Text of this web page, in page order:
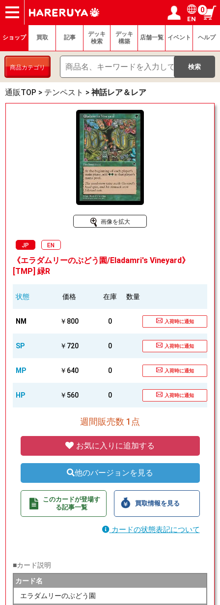
ショップ
買取
記事
デッキ検索
デッキ構築
選手一覧
店舗一覧
イベント
ヘルプ
お問い合わせ ログイン／会員登録
マイページ
EN
0
ショップ 買取 記事
デッキ
検索
デッキ
構築
店舗一覧 イベント ヘルプ
商品カテゴリ
通販TOP > テンペスト > 神話レア＆レア
画像を拡大
JP EN
《エラダムリーのぶどう園/Eladamri's Vineyard》
[TMP] 緑R
状態 価格 在庫 数量
NM ￥800 0 入荷時に通知
SP ￥720 0 入荷時に通知
MP ￥640 0 入荷時に通知
HP ￥560 0 入荷時に通知
週間販売数 1点
お気に入りに追加する
他のバージョンを見る
このカードが登場す
る記事一覧
買取情報を見る
カードの状態表記について
■カード説明
カード名
エラダムリーのぶどう園